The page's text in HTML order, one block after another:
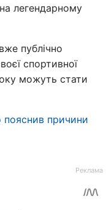
легендарному
публічно
спортивної
можуть стати
пояснив причини